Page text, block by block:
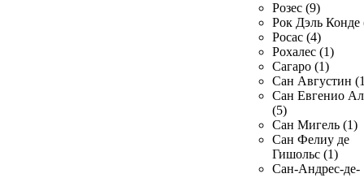
Розес (9)
Рок Дэль Конде
Росас (4)
Рохалес (1)
Сагаро (1)
Сан Августин
Сан Евгенио
(5)
Сан Мигель (1)
Сан Фелиу де
Гишольс (1)
Сан-Андрес-де-